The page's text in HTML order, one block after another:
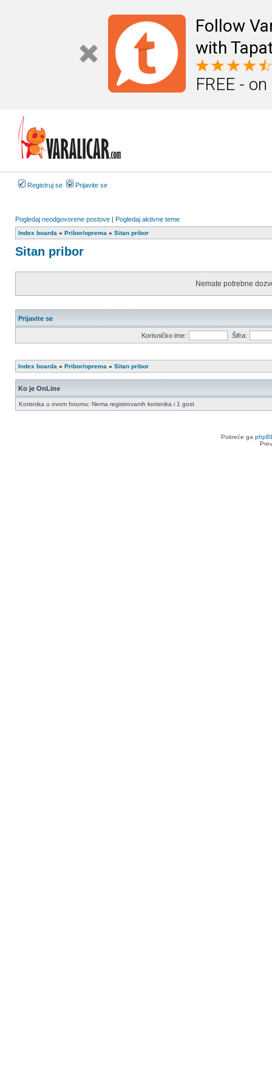
Follow
with
FREE -
Registruj se Prijavite se
Pogledaj neodgovorene postove | Pogledaj aktivne teme
Index boarda » Pribor/oprema » Sitan pribor
Sitan pribor
Nemate potrebne
Prijavite se
Korisničko ime: Šifra:
Index boarda » Pribor/oprema » Sitan pribor
Ko je OnLine
Korisnika u ovom forumu: Nema registrovanih korisnika i 1 gost
Pokreće ga